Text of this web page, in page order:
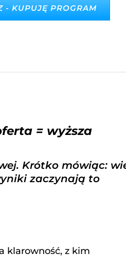
- KUPUJĘ PROGRAM
= wyższa
Krótko mówiąc:
zaczynają to
klarowność, z kim